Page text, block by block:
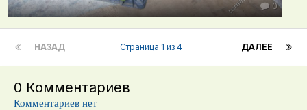
0
НАЗАД ДАЛЕЕ
Страница 1 из 4
0 Комментариев
Комментариев нет